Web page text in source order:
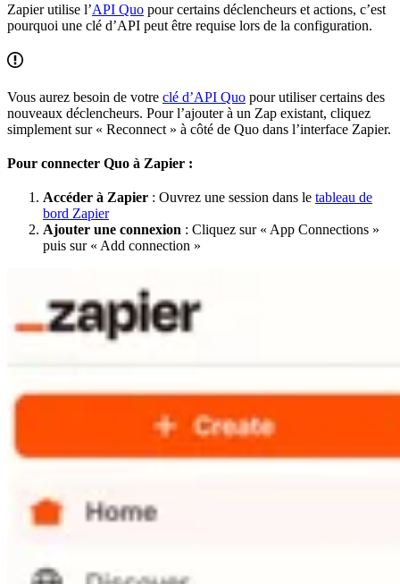
Zapier utilise l’API Quo pour certains déclencheurs et actions, c’est
pourquoi une clé d’API peut être requise lors de la configuration.
Vous aurez besoin de votre clé d’API Quo pour utiliser certains des
nouveaux déclencheurs. Pour l’ajouter à un Zap existant, cliquez
simplement sur « Reconnect » à côté de Quo dans l’interface Zapier.
Pour connecter Quo à Zapier :
Accéder à Zapier : Ouvrez une session dans le tableau de
bord Zapier
Ajouter une connexion : Cliquez sur « App Connections »
puis sur « Add connection »